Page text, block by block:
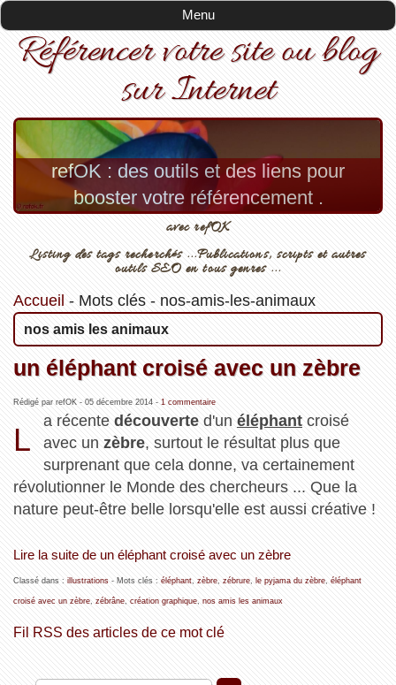
Menu
Référencer votre site ou blog
sur Internet
refOK : des outils et des liens pour
booster votre référencement .
avec refOK
Listing des tags recherchés ...Publications, scripts et autres
outils SEO en tous genres ...
Accueil - Mots clés- nos-amis-les-animaux
nos amis les animaux
un éléphant croisé avec un zèbre
Rédigé par refOK - 05 décembre 2014- 1 commentaire
L
a récentedécouverte d'unéléphant croisé
avec unzèbre, surtout le résultat plus que
surprenant que cela donne, va certainement
révolutionner le Monde des chercheurs ... Que la
nature peut-être belle lorsqu'elle est aussi créative !
Lire la suite de un éléphant croisé avec un zèbre
Classé dans : illustrations- Mots clés : éléphant, zèbre, zébrure, le pyjama du zèbre, éléphant
croisé avec un zèbre, zébrâne, création graphique, nos amis les animaux
Fil RSS des articles de ce mot clé